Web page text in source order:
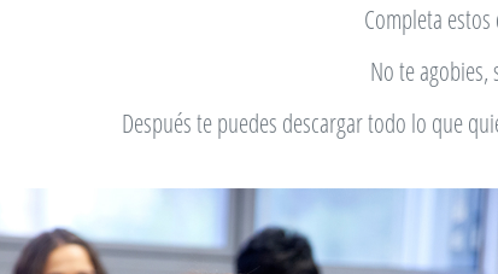
Completa
No te agobies,
Después te puedes descargar todo lo que